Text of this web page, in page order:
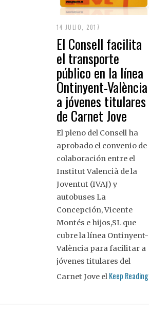
14 JULIO, 2017
El Consell facilita
el transporte
público en la línea
Ontinyent-València
a jóvenes titulares
de Carnet Jove
El pleno del Consell ha
aprobado el convenio de
colaboración entre el
Institut Valencià de la
Joventut (IVAJ) y
autobuses La
Concepción, Vicente
Montés e hijos,SL que
cubre la línea Ontinyent-
València para facilitar a
jóvenes titulares del
Carnet Jove el Keep Reading